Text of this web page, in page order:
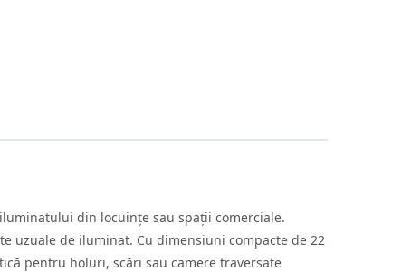
din locuințe sau spații comerciale.
uzuale de iluminat. Cu dimensiuni compacte de 22
pentru holuri, scări sau camere traversate